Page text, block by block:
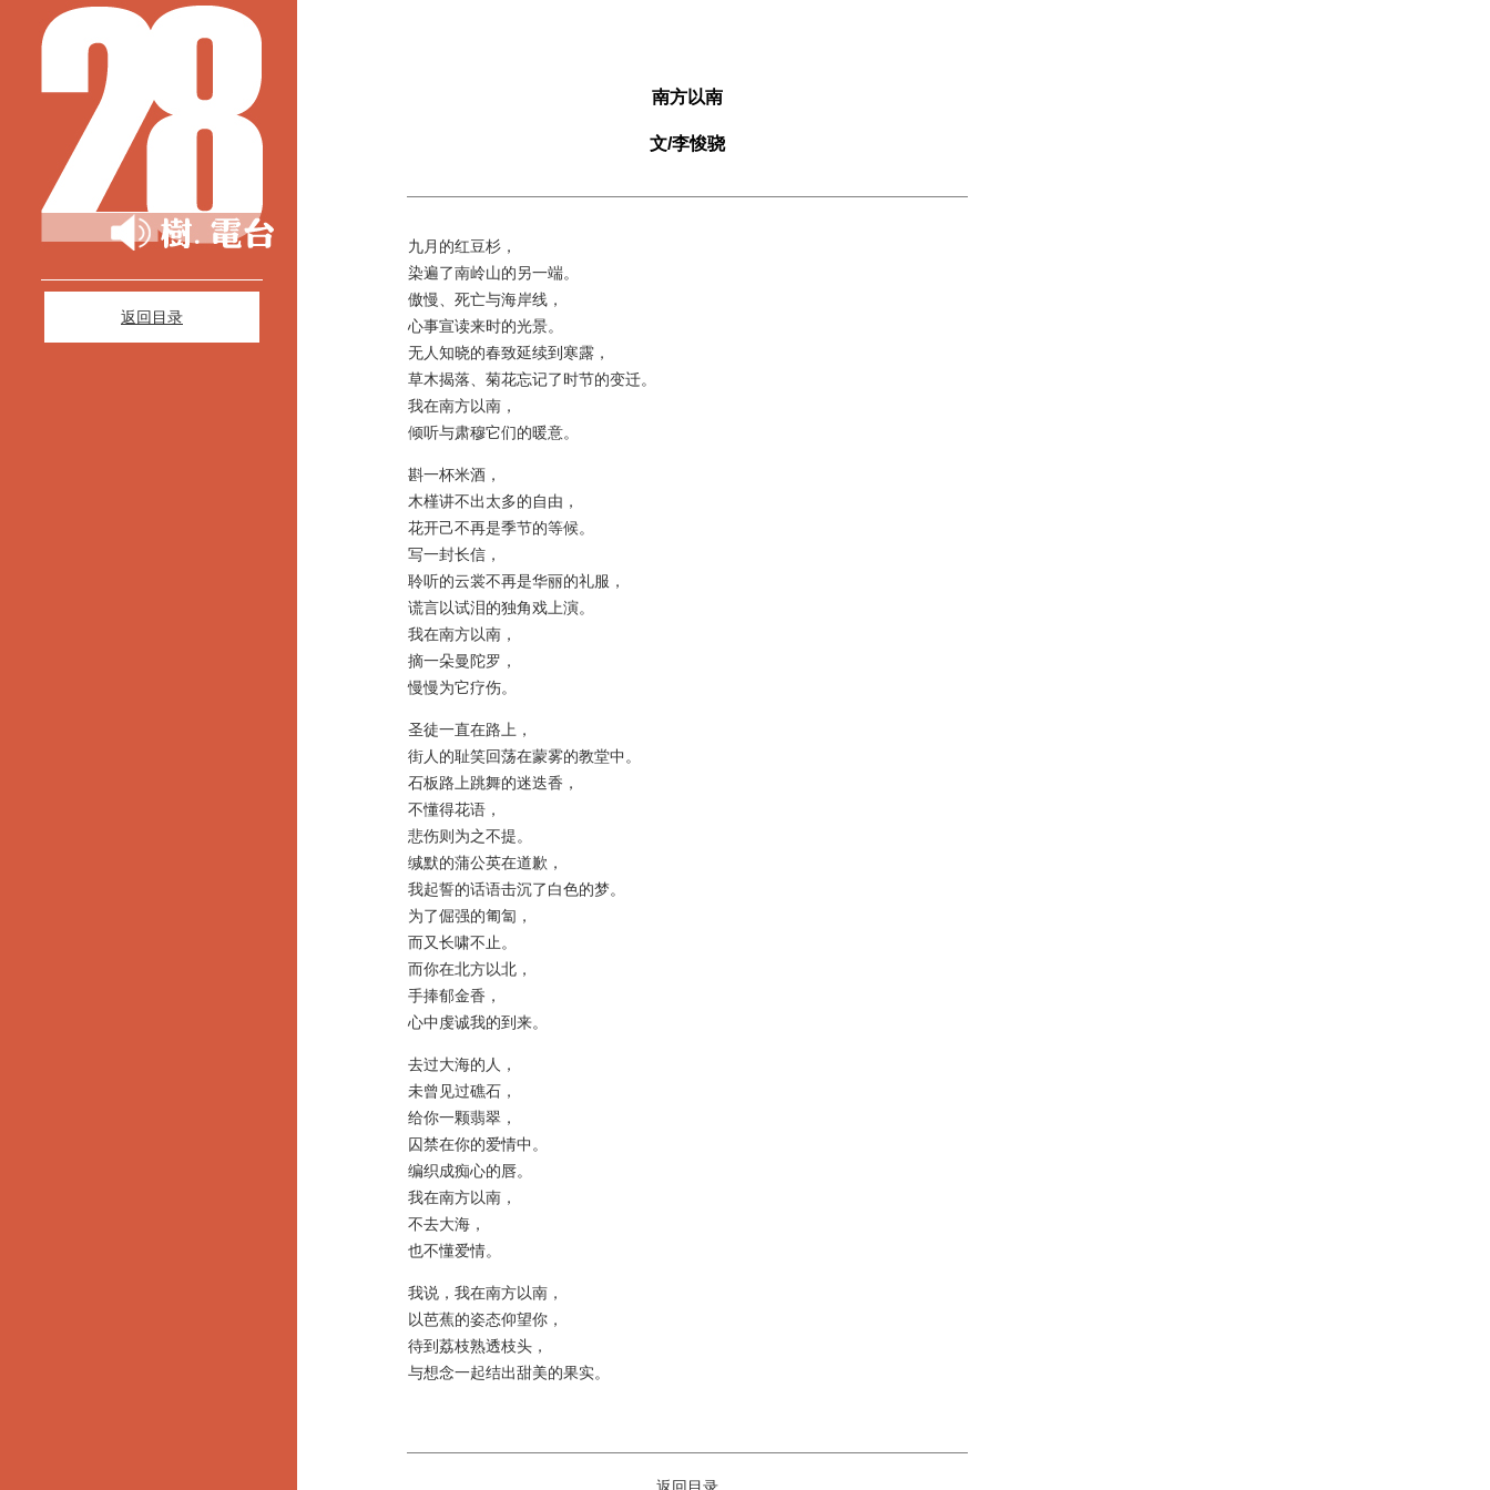
返回目录
南方以南
文/李悛骁
九月的红豆杉，
染遍了南岭山的另一端。
傲慢、死亡与海岸线，
心事宣读来时的光景。
无人知晓的春致延续到寒露，
草木揭落、菊花忘记了时节的变迁。
我在南方以南，
倾听与肃穆它们的暖意。
斟一杯米酒，
木槿讲不出太多的自由，
花开己不再是季节的等候。
写一封长信，
聆听的云裳不再是华丽的礼服，
谎言以试泪的独角戏上演。
我在南方以南，
摘一朵曼陀罗，
慢慢为它疗伤。
圣徒一直在路上，
街人的耻笑回荡在蒙雾的教堂中。
石板路上跳舞的迷迭香，
不懂得花语，
悲伤则为之不提。
缄默的蒲公英在道歉，
我起誓的话语击沉了白色的梦。
为了倔强的匍匐，
而又长啸不止。
而你在北方以北，
手捧郁金香，
心中虔诚我的到来。
去过大海的人，
未曾见过礁石，
给你一颗翡翠，
囚禁在你的爱情中。
编织成痴心的唇。
我在南方以南，
不去大海，
也不懂爱情。
我说，我在南方以南，
以芭蕉的姿态仰望你，
待到荔枝熟透枝头，
与想念一起结出甜美的果实。